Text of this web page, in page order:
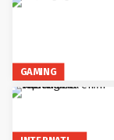
GAMING